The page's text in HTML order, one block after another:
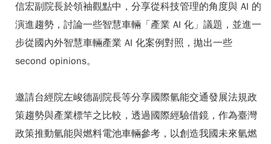
信宏副院長於領袖觀點中，分享從科技管理的角度與 AI 的
演進趨勢，討論一些智慧車輛「產業 AI 化」議題，並進一
步從國內外智慧車輛產業 AI 化案例對照，拋出一些
second opinions。
邀請台經院左峻德副院長等分享國際氫能交通發展法規政
策趨勢與產業標竿之比較，透過國際經驗借鏡，作為臺灣
政策推動氫能與燃料電池車輛參考，以創造我國未來氫燃